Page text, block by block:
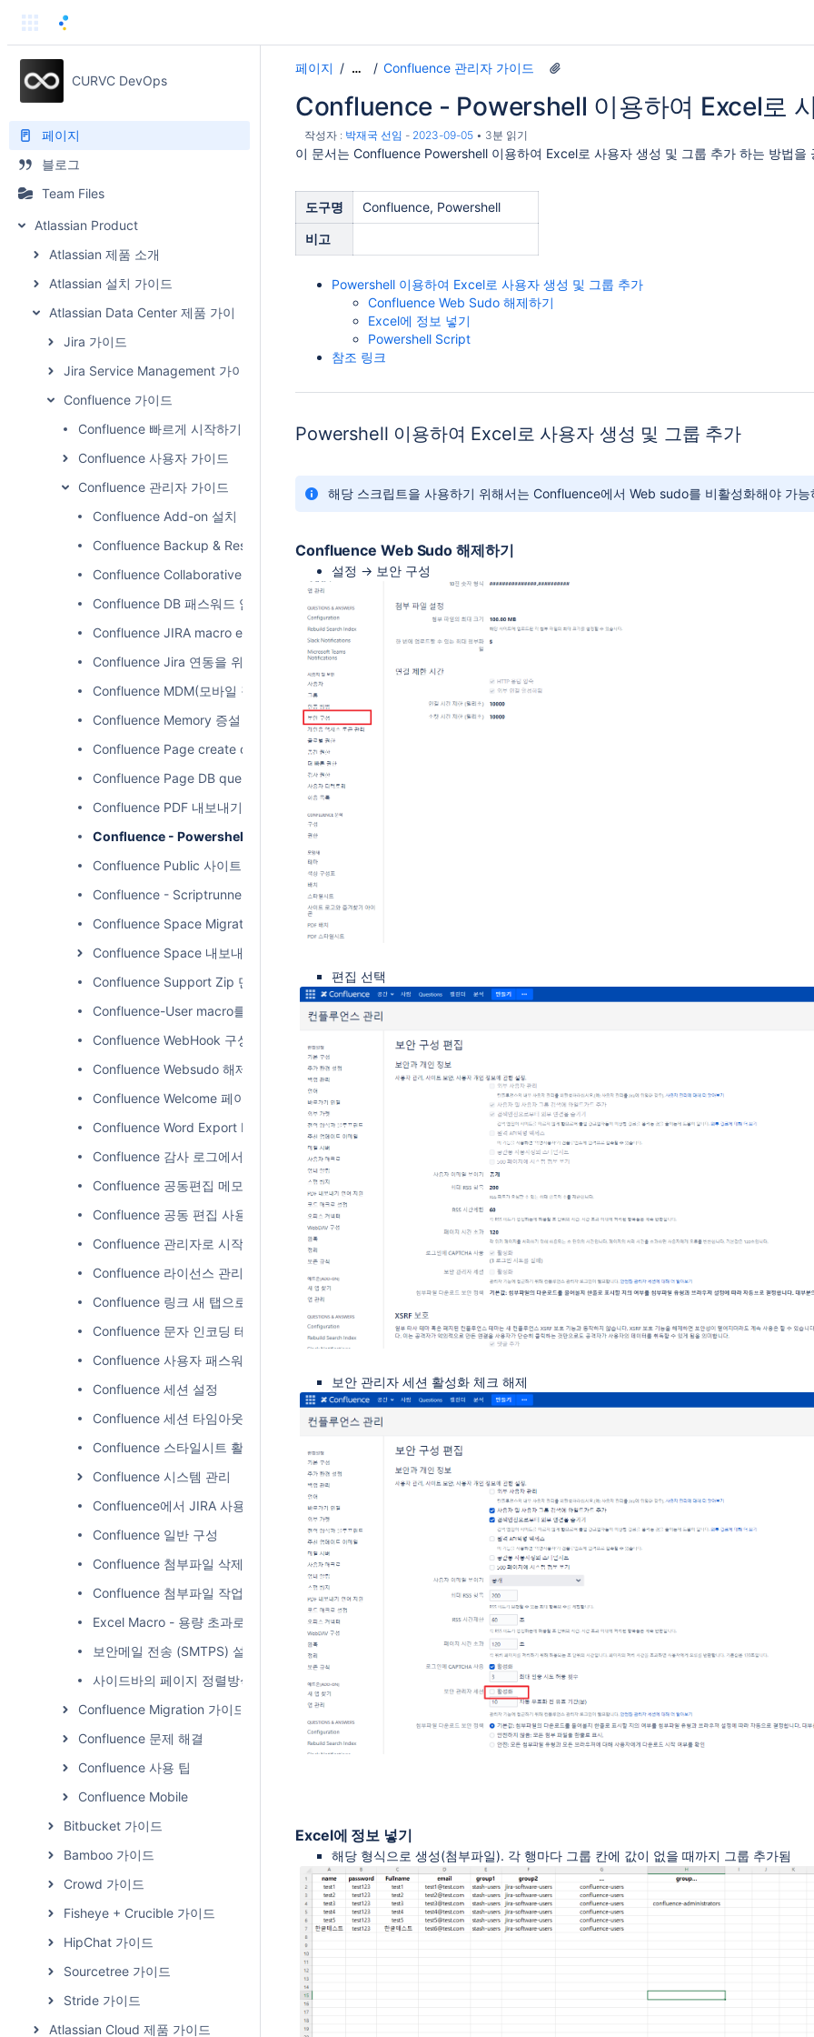
CURVC DevOps
페이지
블로그
Team Files
Atlassian Product
Atlassian 제품 소개
Atlassian 설치 가이드
Atlassian Data Center 제품 가이드
Jira 가이드
Jira Service Management 가이드
Confluence 가이드
Confluence 빠르게 시작하기
Confluence 사용자 가이드
Confluence 관리자 가이드
Confluence Add-on 설치
Confluence Backup & Restore
Confluence Collaborative editing(공동편집) 에러 해결 방법 - 무한로딩
Confluence DB 패스워드 암호화
Confluence JIRA macro encoding 깨지는 문제
Confluence Jira 연동을 위한 원격 API 설정
Confluence MDM(모바일 장치 관리)
Confluence Memory 증설
Confluence Page create or edit 했때 Error 해결
Confluence Page DB query Statement
Confluence PDF 내보내기 언어 지원
Confluence - Powershell 이용하여 Excel로 사용자 생성 및 그룹 추가
Confluence Public 사이트 만들기
Confluence - Scriptrunner 이용하여 모든 공간 특정 권한 제거하기
Confluence Space Migration 하기
Confluence Space 내보내기/가져오기
Confluence Support Zip 만들기
Confluence-User macro를 이용하여 공간 별로 페이지 생성자 리스트 테이블 만들기
Confluence WebHook 구성
Confluence Websudo 해제하기
Confluence Welcome 페이지에서 다른 페이지로 Redirect
Confluence Word Export Disable 가이드
Confluence 감사 로그에서 사용자 활동 내역 확인하기
Confluence 공동편집 메모리 늘리기
Confluence 공동 편집 사용자 제한
Confluence 관리자로 시작하기
Confluence 라이선스 관리
Confluence 링크 새 탭으로 열기
Confluence 문자 인코딩 테스트
Confluence 사용자 패스워드 변경
Confluence 세션 설정
Confluence 세션 타임아웃(Session Timeout) 설정
Confluence 스타일시트 활용하여 페이지 편집
Confluence 시스템 관리
Confluence에서 JIRA 사용자 디렉토리 연동
Confluence 일반 구성
Confluence 첨부파일 삭제 로그 확인하기
Confluence 첨부파일 작업에 대한 알림 비활성화
Excel Macro - 용량 초과로 변환 실패
보안메일 전송 (SMTPS) 설정하기
사이드바의 페이지 정렬방식 바꾸기
Confluence Migration 가이드
Confluence 문제 해결
Confluence 사용 팁
Confluence Mobile
Bitbucket 가이드
Bamboo 가이드
Crowd 가이드
Fisheye + Crucible 가이드
HipChat 가이드
Sourcetree 가이드
Stride 가이드
Atlassian Cloud 제품 가이드
페이지 … Confluence 관리자 가이드
Confluence - Powershell 이용하여 Excel로
작성자 : 박재국 선임 - 2023-09-05 3분 읽기
이 문서는 Confluence Powershell 이용하여 Excel로 사용자 생성 및 그룹 추가 하는 방법을
도구명 Confluence, Powershell
비고
Powershell 이용하여 Excel로 사용자 생성 및 그룹 추가
Confluence Web Sudo 해제하기
Excel에 정보 넣기
Powershell Script
참조 링크
Powershell 이용하여 Excel로 사용자 생성 및 그룹 추가
해당 스크립트을 사용하기 위해서는 Confluence에서 Web sudo를 비활성화해야 가능
Confluence Web Sudo 해제하기
설정 → 보안 구성
편집 선택
보안 관리자 세션 활성화 체크 해제
Excel에 정보 넣기
해당 형식으로 생성(첨부파일). 각 행마다 그룹 칸에 값이 없을 때까지 그룹 추가됨